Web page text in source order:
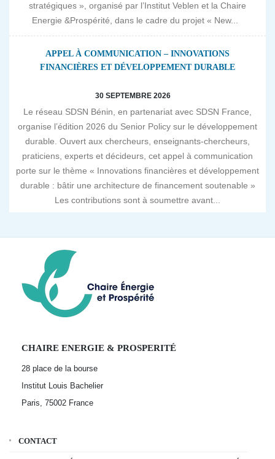
stratégiques », organisé par l’Institut Veblen et la Chaire
Energie &Prospérité, dans le cadre du projet « New...
APPEL À COMMUNICATION – INNOVATIONS
FINANCIÈRES ET DÉVELOPPEMENT DURABLE
30 SEPTEMBRE 2026
Le réseau SDSN Bénin, en partenariat avec SDSN France,
organise l’édition 2026 du Senior Policy sur le développement
durable. Ouvert aux chercheurs, enseignants-chercheurs,
praticiens, experts et décideurs, cet appel à communication
porte sur le thème « Innovations financières et développement
durable : bâtir une architecture de financement soutenable »
Les contributions sont à soumettre avant...
CHAIRE ENERGIE & PROSPERITÉ
28 place de la bourse
Institut Louis Bachelier
Paris, 75002 France
CONTACT